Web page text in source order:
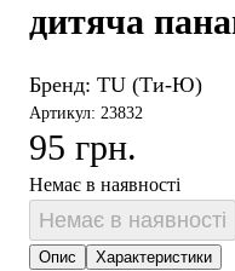
дитяча
Бренд: TU (Ти-Ю)
Артикул: 23832
95 грн.
Немає в наявності
Немає в наявності
Опис Характеристики